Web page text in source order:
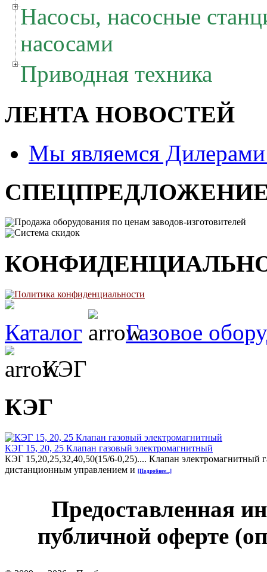
Насосы, насосные
насосами
Приводная техника
ЛЕНТА НОВОСТЕЙ
Мы являемся
Продажа оборудования по ценам заводов-изготовителей
Система скидок
Политика конфиденциальности
Каталог
Газовое
КЭГ
КЭГ
КЭГ 15, 20, 25 Клапан газовый электромагнитный
КЭГ 15,20,25,32,40,50(15/6-0,25).... Клапан электромагнитный
дистанционным управлением и [Подробнее...]
Предоставленная
публичной оферте